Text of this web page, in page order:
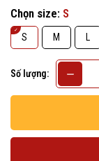
Chọn size: S
S M L
Số lượng: